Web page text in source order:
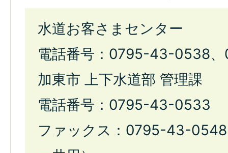
水道お客さまセンター
電話番号：0795-43-0538
加東市 上下水道部 管理課
電話番号：0795-43-0533
ファックス：0795-43-